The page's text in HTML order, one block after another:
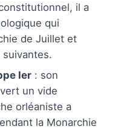
il a
qui
de Juillet et
Ier : son
un vide
orléaniste a
la Monarchie